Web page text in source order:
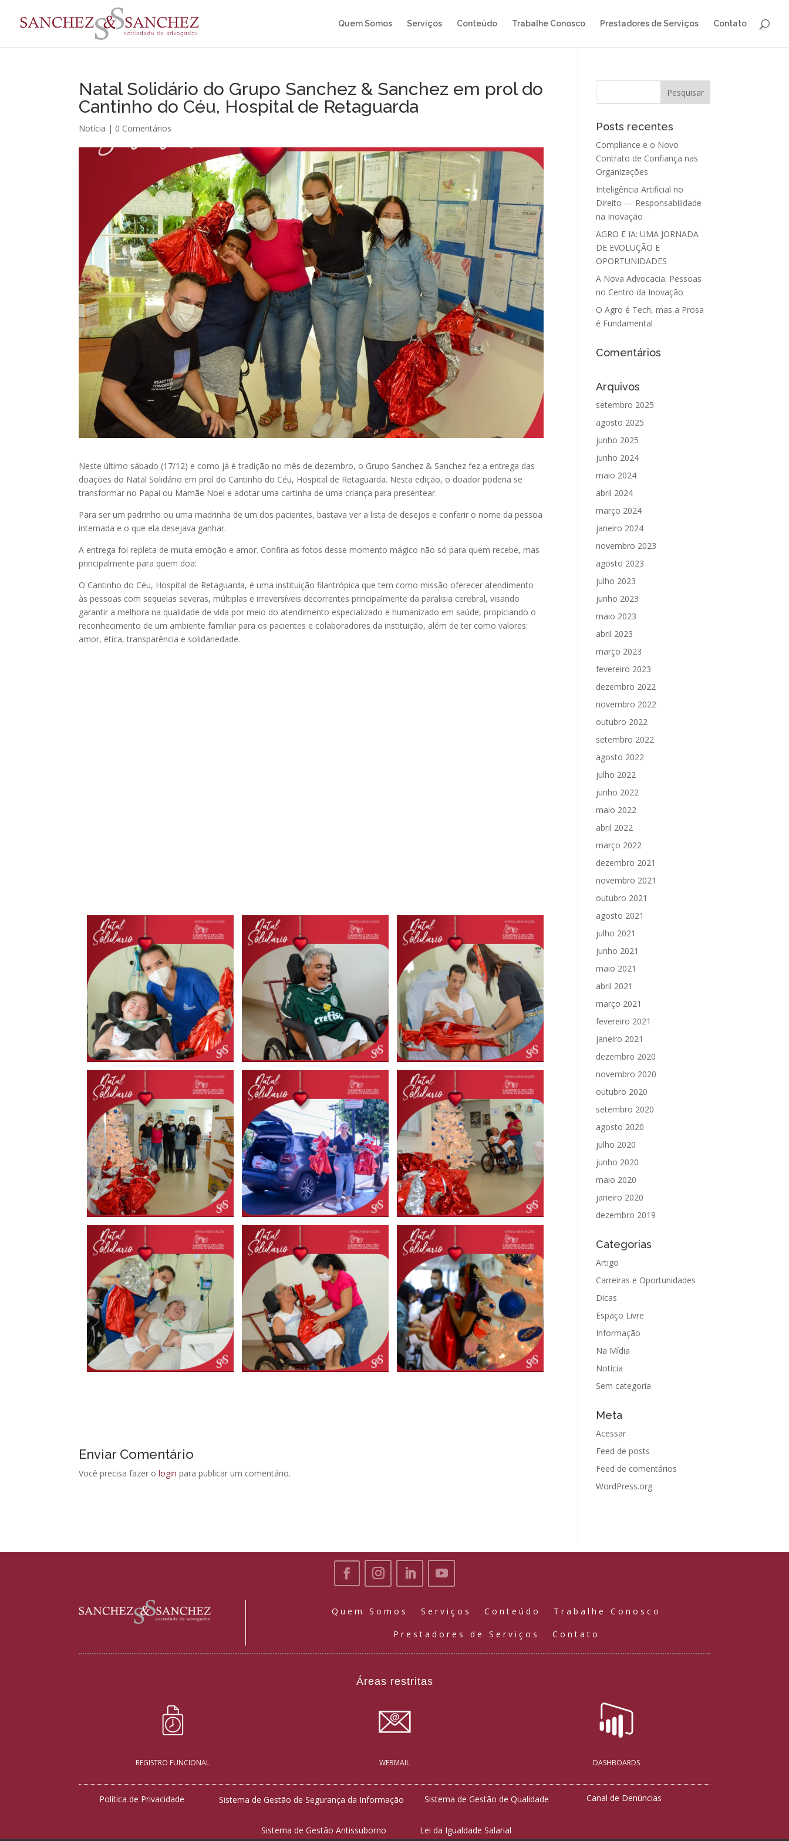
Quem Somos Serviços Conteúdo Trabalhe Conosco Prestadores de Serviços Contato
Natal Solidário do Grupo Sanchez & Sanchez em prol do
Cantinho do Céu, Hospital de Retaguarda
Notícia | 0 Comentários
Neste último sábado (17/12) e como já é tradição no mês de dezembro, o Grupo Sanchez & Sanchez fez a entrega das
doações do Natal Solidário em prol do Cantinho do Céu, Hospital de Retaguarda. Nesta edição, o doador poderia se
transformar no Papai ou Mamãe Noel e adotar uma cartinha de uma criança para presentear.
Para ser um padrinho ou uma madrinha de um dos pacientes, bastava ver a lista de desejos e conferir o nome da pessoa
internada e o que ela desejava ganhar.
A entrega foi repleta de muita emoção e amor. Confira as fotos desse momento mágico não só para quem recebe, mas
principalmente para quem doa:
O Cantinho do Céu, Hospital de Retaguarda, é uma instituição filantrópica que tem como missão oferecer atendimento
às pessoas com sequelas severas, múltiplas e irreversíveis decorrentes principalmente da paralisia cerebral, visando
garantir a melhora na qualidade de vida por meio do atendimento especializado e humanizado em saúde, propiciando o
reconhecimento de um ambiente familiar para os pacientes e colaboradores da instituição, além de ter como valores:
amor, ética, transparência e solidariedade.
Enviar Comentário
Você precisa fazer ologin para publicar um comentário.
Posts recentes
Compliance e o Novo
Contrato de Confiança nas
Organizações
Inteligência Artificial no
Direito — Responsabilidade
na Inovação
AGRO E IA: UMA JORNADA
DE EVOLUÇÃO E
OPORTUNIDADES
A Nova Advocacia: Pessoas
no Centro da Inovação
O Agro é Tech, mas a Prosa
é Fundamental
Comentários
Arquivos
setembro 2025
agosto 2025
junho 2025
junho 2024
maio 2024
abril 2024
março 2024
janeiro 2024
novembro 2023
agosto 2023
julho 2023
junho 2023
maio 2023
abril 2023
março 2023
fevereiro 2023
dezembro 2022
novembro 2022
outubro 2022
setembro 2022
agosto 2022
julho 2022
junho 2022
maio 2022
abril 2022
março 2022
dezembro 2021
novembro 2021
outubro 2021
agosto 2021
julho 2021
junho 2021
maio 2021
abril 2021
março 2021
fevereiro 2021
janeiro 2021
dezembro 2020
novembro 2020
outubro 2020
setembro 2020
agosto 2020
julho 2020
junho 2020
maio 2020
janeiro 2020
dezembro 2019
Categorias
Artigo
Carreiras e Oportunidades
Dicas
Espaço Livre
Informação
Na Mídia
Notícia
Sem categoria
Meta
Acessar
Feed de posts
Feed de comentários
WordPress.org
Quem Somos Serviços Conteúdo Trabalhe Conosco
Prestadores de Serviços Contato
Áreas restritas
REGISTRO FUNCIONAL WEBMAIL DASHBOARDS
Política de Privacidade Sistema de Gestão de Segurança da Informação Sistema de Gestão de Qualidade Canal de Denúncias
Sistema de Gestão Antissuborno Lei da Igualdade Salarial